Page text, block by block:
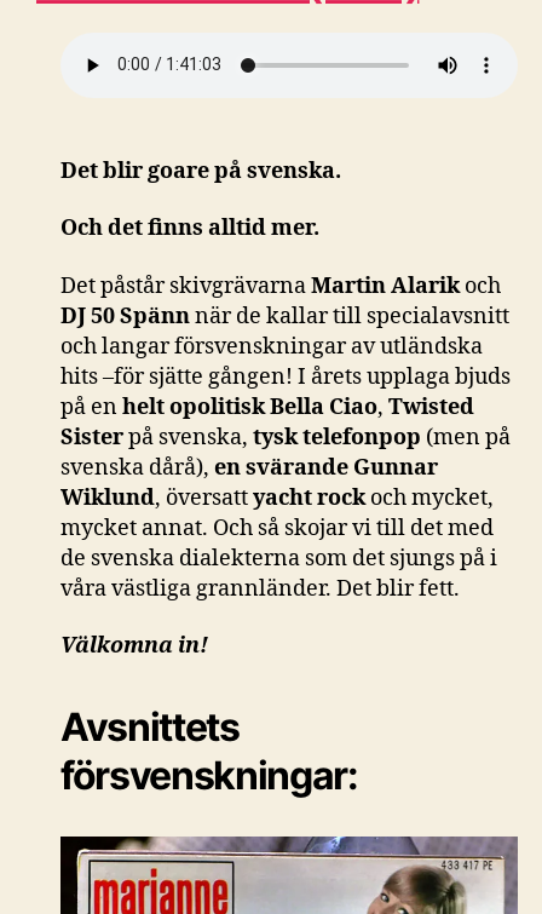
Det blir goare på svenska.
Och det finns alltid mer.
Det påstår skivgrävarnaMartin Alarikoch
DJ 50 Spännnär de kallar till specialavsnitt
och langar försvenskningar av utländska
hits –för sjätte gången! I årets upplaga bjuds
på enhelt opolitisk Bella Ciao, Twisted
Sisterpå svenska, tysk telefonpop (men på
svenska dårå), en svärande Gunnar
Wiklund, översattyacht rockoch mycket,
mycket annat. Och så skojar vi till det med
de svenska dialekterna som det sjungs på i
våra västliga grannländer. Det blir fett.
Välkomna in!
Avsnittets
försvenskningar: